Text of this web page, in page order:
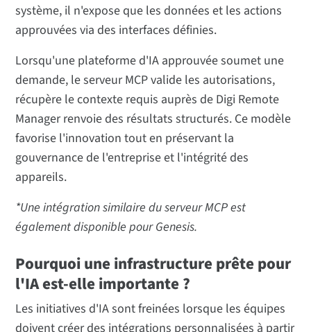
système, il n'expose que les données et les actions
approuvées via des interfaces définies.
Lorsqu'une plateforme d'IA approuvée soumet une
demande, le serveur MCP valide les autorisations,
récupère le contexte requis auprès de Digi Remote
Manager renvoie des résultats structurés. Ce modèle
favorise l'innovation tout en préservant la
gouvernance de l'entreprise et l'intégrité des
appareils.
*Une intégration similaire du serveur MCP est
également disponible pour Genesis.
Pourquoi une infrastructure prête pour
l'IA est-elle importante ?
Les initiatives d'IA sont freinées lorsque les équipes
doivent créer des intégrations personnalisées à partir